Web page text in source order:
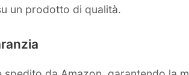
un prodotto di qualità.